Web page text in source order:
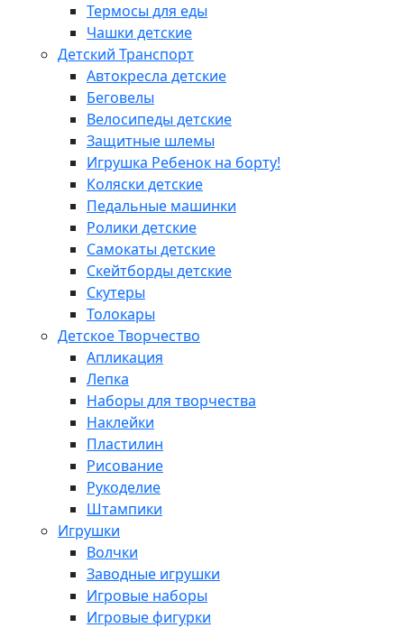
Термосы для еды
Чашки детские
Детский Транспорт
Автокресла детские
Беговелы
Велосипеды детские
Защитные шлемы
Игрушка Ребенок на борту!
Коляски детские
Педальные машинки
Ролики детские
Самокаты детские
Скейтборды детские
Скутеры
Толокары
Детское Творчество
Апликация
Лепка
Наборы для творчества
Наклейки
Пластилин
Рисование
Рукоделие
Штампики
Игрушки
Волчки
Заводные игрушки
Игровые наборы
Игровые фигурки